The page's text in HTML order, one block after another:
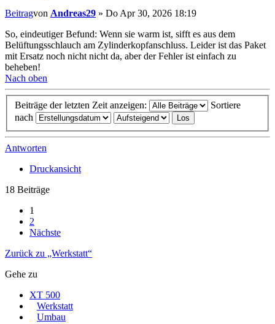
Beitragvon Andreas29 » Do Apr 30, 2026 18:19
So, eindeutiger Befund: Wenn sie warm ist, sifft es aus dem
Belüftungsschlauch am Zylinderkopfanschluss. Leider ist das Paket
mit Ersatz noch nicht nicht da, aber der Fehler ist einfach zu
beheben!
Nach oben
Beiträge der letzten Zeit anzeigen:
Sortiere
nach
Antworten
Druckansicht
18 Beiträge
1
2
Nächste
Zurück zu „Werkstatt“
Gehe zu
XT 500
Werkstatt
Umbau